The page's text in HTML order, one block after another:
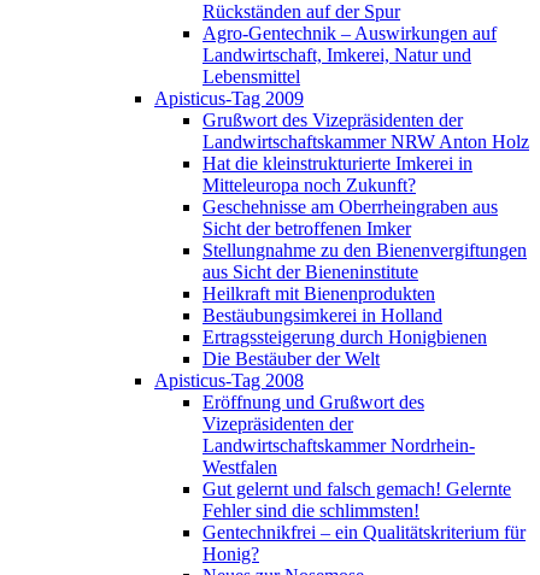
Rückständen auf der Spur
Agro-Gentechnik – Auswirkungen auf
Landwirtschaft, Imkerei, Natur und
Lebensmittel
Apisticus-Tag 2009
Grußwort des Vizepräsidenten der
Landwirtschaftskammer NRW Anton Holz
Hat die kleinstrukturierte Imkerei in
Mitteleuropa noch Zukunft?
Geschehnisse am Oberrheingraben aus
Sicht der betroffenen Imker
Stellungnahme zu den Bienenvergiftungen
aus Sicht der Bieneninstitute
Heilkraft mit Bienenprodukten
Bestäubungsimkerei in Holland
Ertragssteigerung durch Honigbienen
Die Bestäuber der Welt
Apisticus-Tag 2008
Eröffnung und Grußwort des
Vizepräsidenten der
Landwirtschaftskammer Nordrhein-
Westfalen
Gut gelernt und falsch gemach! Gelernte
Fehler sind die schlimmsten!
Gentechnikfrei – ein Qualitätskriterium für
Honig?